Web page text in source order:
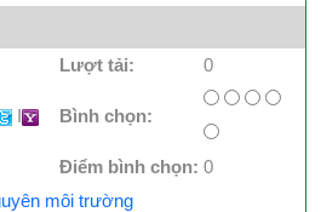
Lượt tải: 0
I Bình chọn:
Điểm bình chọn: 0
môi trường